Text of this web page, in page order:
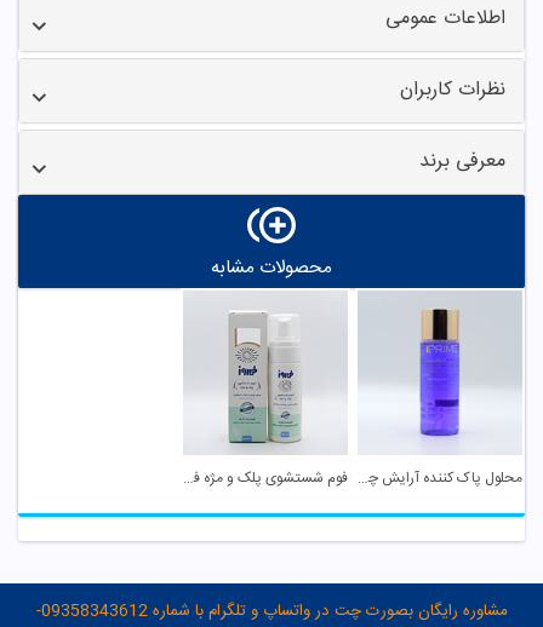
اطلاعات عمومی
نظرات کاربران
معرفی برند
محصولات مشابه
محلول پاک کننده آرایش چشم تک فاز پریم فوم شستشوی پلک و مژه فیروز
مشاوره رایگان بصورت چت در واتساپ و تلگرام با شماره 09358343612-